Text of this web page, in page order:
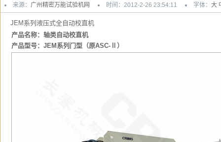
来源： 广州精密万能试验机网 时间：2012-2-26 23:54:11 字体： 大
JEM系列液压式全自动校直机
产品名称：轴类自动校直机
产品型号：JEM系列门型（原ASC-Ⅱ）